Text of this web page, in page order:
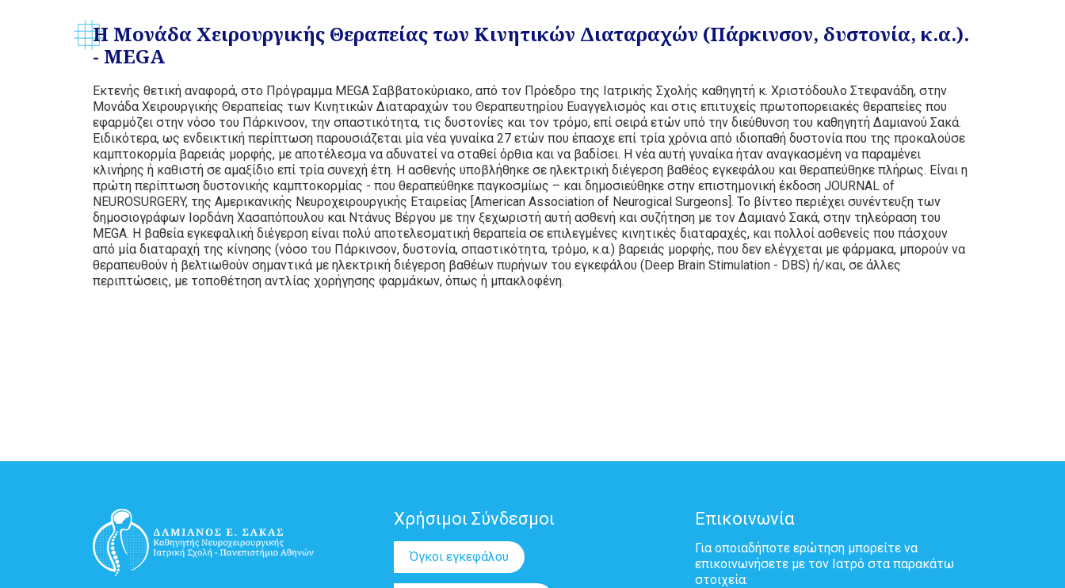
Η Μονάδα Χειρουργικής Θεραπείας των Κινητικών Διαταραχών (Πάρκινσον, δυστονία, κ.α.).
- ΜΕGA
Εκτενής θετική αναφορά, στο Πρόγραμμα MEGA Σαββατοκύριακο, από τον Πρόεδρο της Ιατρικής Σχολής καθηγητή κ. Χριστόδουλο Στεφανάδη, στην
Μονάδα Χειρουργικής Θεραπείας των Κινητικών Διαταραχών του Θεραπευτηρίου Ευαγγελισμός και στις επιτυχείς πρωτοπορειακές θεραπείες που
εφαρμόζει στην νόσο του Πάρκινσον, την σπαστικότητα, τις δυστονίες και τον τρόμο, επί σειρά ετών υπό την διεύθυνση του καθηγητή Δαμιανού Σακά.
Ειδικότερα, ως ενδεικτική περίπτωση παρουσιάζεται μία νέα γυναίκα 27 ετών που έπασχε επί τρία χρόνια από ιδιοπαθή δυστονία που της προκαλούσε
καμπτοκορμία βαρειάς μορφής, με αποτέλεσμα να αδυνατεί να σταθεί όρθια και να βαδίσει. Η νέα αυτή γυναίκα ήταν αναγκασμένη να παραμένει
κλινήρης ή καθιστή σε αμαξίδιο επί τρία συνεχή έτη. Η ασθενής υποβλήθηκε σε ηλεκτρική διέγερση βαθέος εγκεφάλου και θεραπεύθηκε πλήρως. Είναι η
πρώτη περίπτωση δυστονικής καμπτοκορμίας - που θεραπεύθηκε παγκοσμίως – και δημοσιεύθηκε στην επιστημονική έκδοση JOURNAL of
NEUROSURGERY, της Αμερικανικής Νευροχειρουργικής Εταιρείας [American Association of Neurogical Surgeons]. Το βίντεο περιέχει συνέντευξη των
δημοσιογράφων Ιορδάνη Χασαπόπουλου και Ντάνυς Βέργου με την ξεχωριστή αυτή ασθενή και συζήτηση με τον Δαμιανό Σακά, στην τηλεόραση του
MEGA. Η βαθεία εγκεφαλική διέγερση είναι πολύ αποτελεσματική θεραπεία σε επιλεγμένες κινητικές διαταραχές, και πολλοί ασθενείς που πάσχουν
από μία διαταραχή της κίνησης (νόσο του Πάρκινσον, δυστονία, σπαστικότητα, τρόμο, κ.α.) βαρειάς μορφής, που δεν ελέγχεται με φάρμακα, μπορούν να
θεραπευθούν ή βελτιωθούν σημαντικά με ηλεκτρική διέγερση βαθέων πυρήνων του εγκεφάλου (Deep Βrain Stimulation - DBS) ή/και, σε άλλες
περιπτώσεις, με τοποθέτηση αντλίας χορήγησης φαρμάκων, όπως ή μπακλοφένη.
Χρήσιμοι Σύνδεσμοι
Όγκοι εγκεφάλου
Επικοινωνία
Για οποιαδήποτε ερώτηση μπορείτε να
επικοινωνήσετε με τον Ιατρό στα παρακάτω
στοιχεία: